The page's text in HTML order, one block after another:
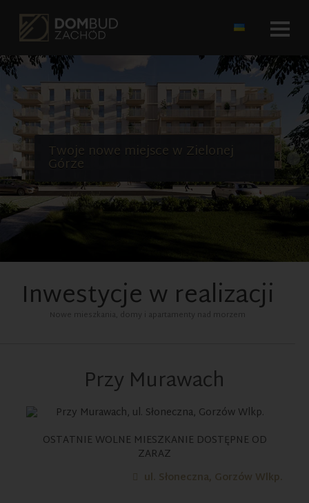
Twoje nowe miejsce w Zielonej
Górze
OSIEDLE SREBRNE POLA, etap III
Nowe domy w atrakcyjnej cenie
Inwestycje w realizacji
Nowe mieszkania, domy i apartamenty nad morzem
Przy Murawach
OSTATNIE WOLNE MIESZKANIE DOSTĘPNE OD
ZARAZ
ul. Słoneczna, Gorzów Wlkp.